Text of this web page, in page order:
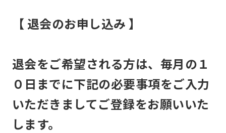
【 退会のお申し込み 】
退会をご希望される方は、毎月の１
０日までに下記の必要事項をご入力
いただきましてご登録をお願いいた
します。
if
use
an
automatic
translation